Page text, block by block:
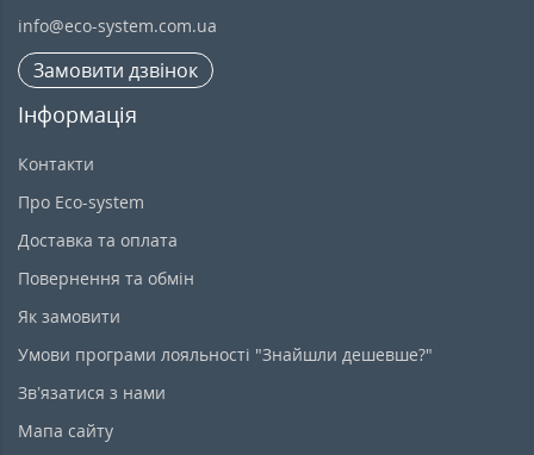
info@eco-system.com.ua
Замовити дзвінок
Інформація
Контакти
Про Eco-system
Доставка та оплата
Повернення та обмін
Як замовити
Умови програми лояльності "Знайшли дешевше?"
Зв’язатися з нами
Мапа сайту